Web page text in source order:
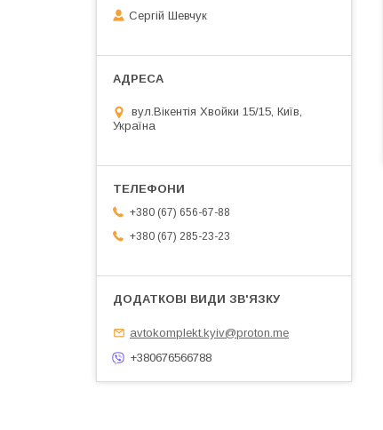
Сергій Шевчук
вул.Вікентія Хвойки 15/15, Київ,
Україна
+380 (67) 656-67-88
+380 (67) 285-23-23
avtokomplekt.kyiv@proton.me
+380676566788